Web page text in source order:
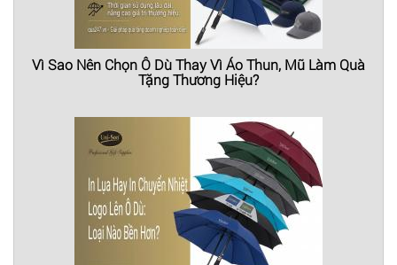
Vì Sao Nên Chọn Ô Dù Thay Vì Áo Thun, Mũ Làm Quà
Tặng Thương Hiệu?